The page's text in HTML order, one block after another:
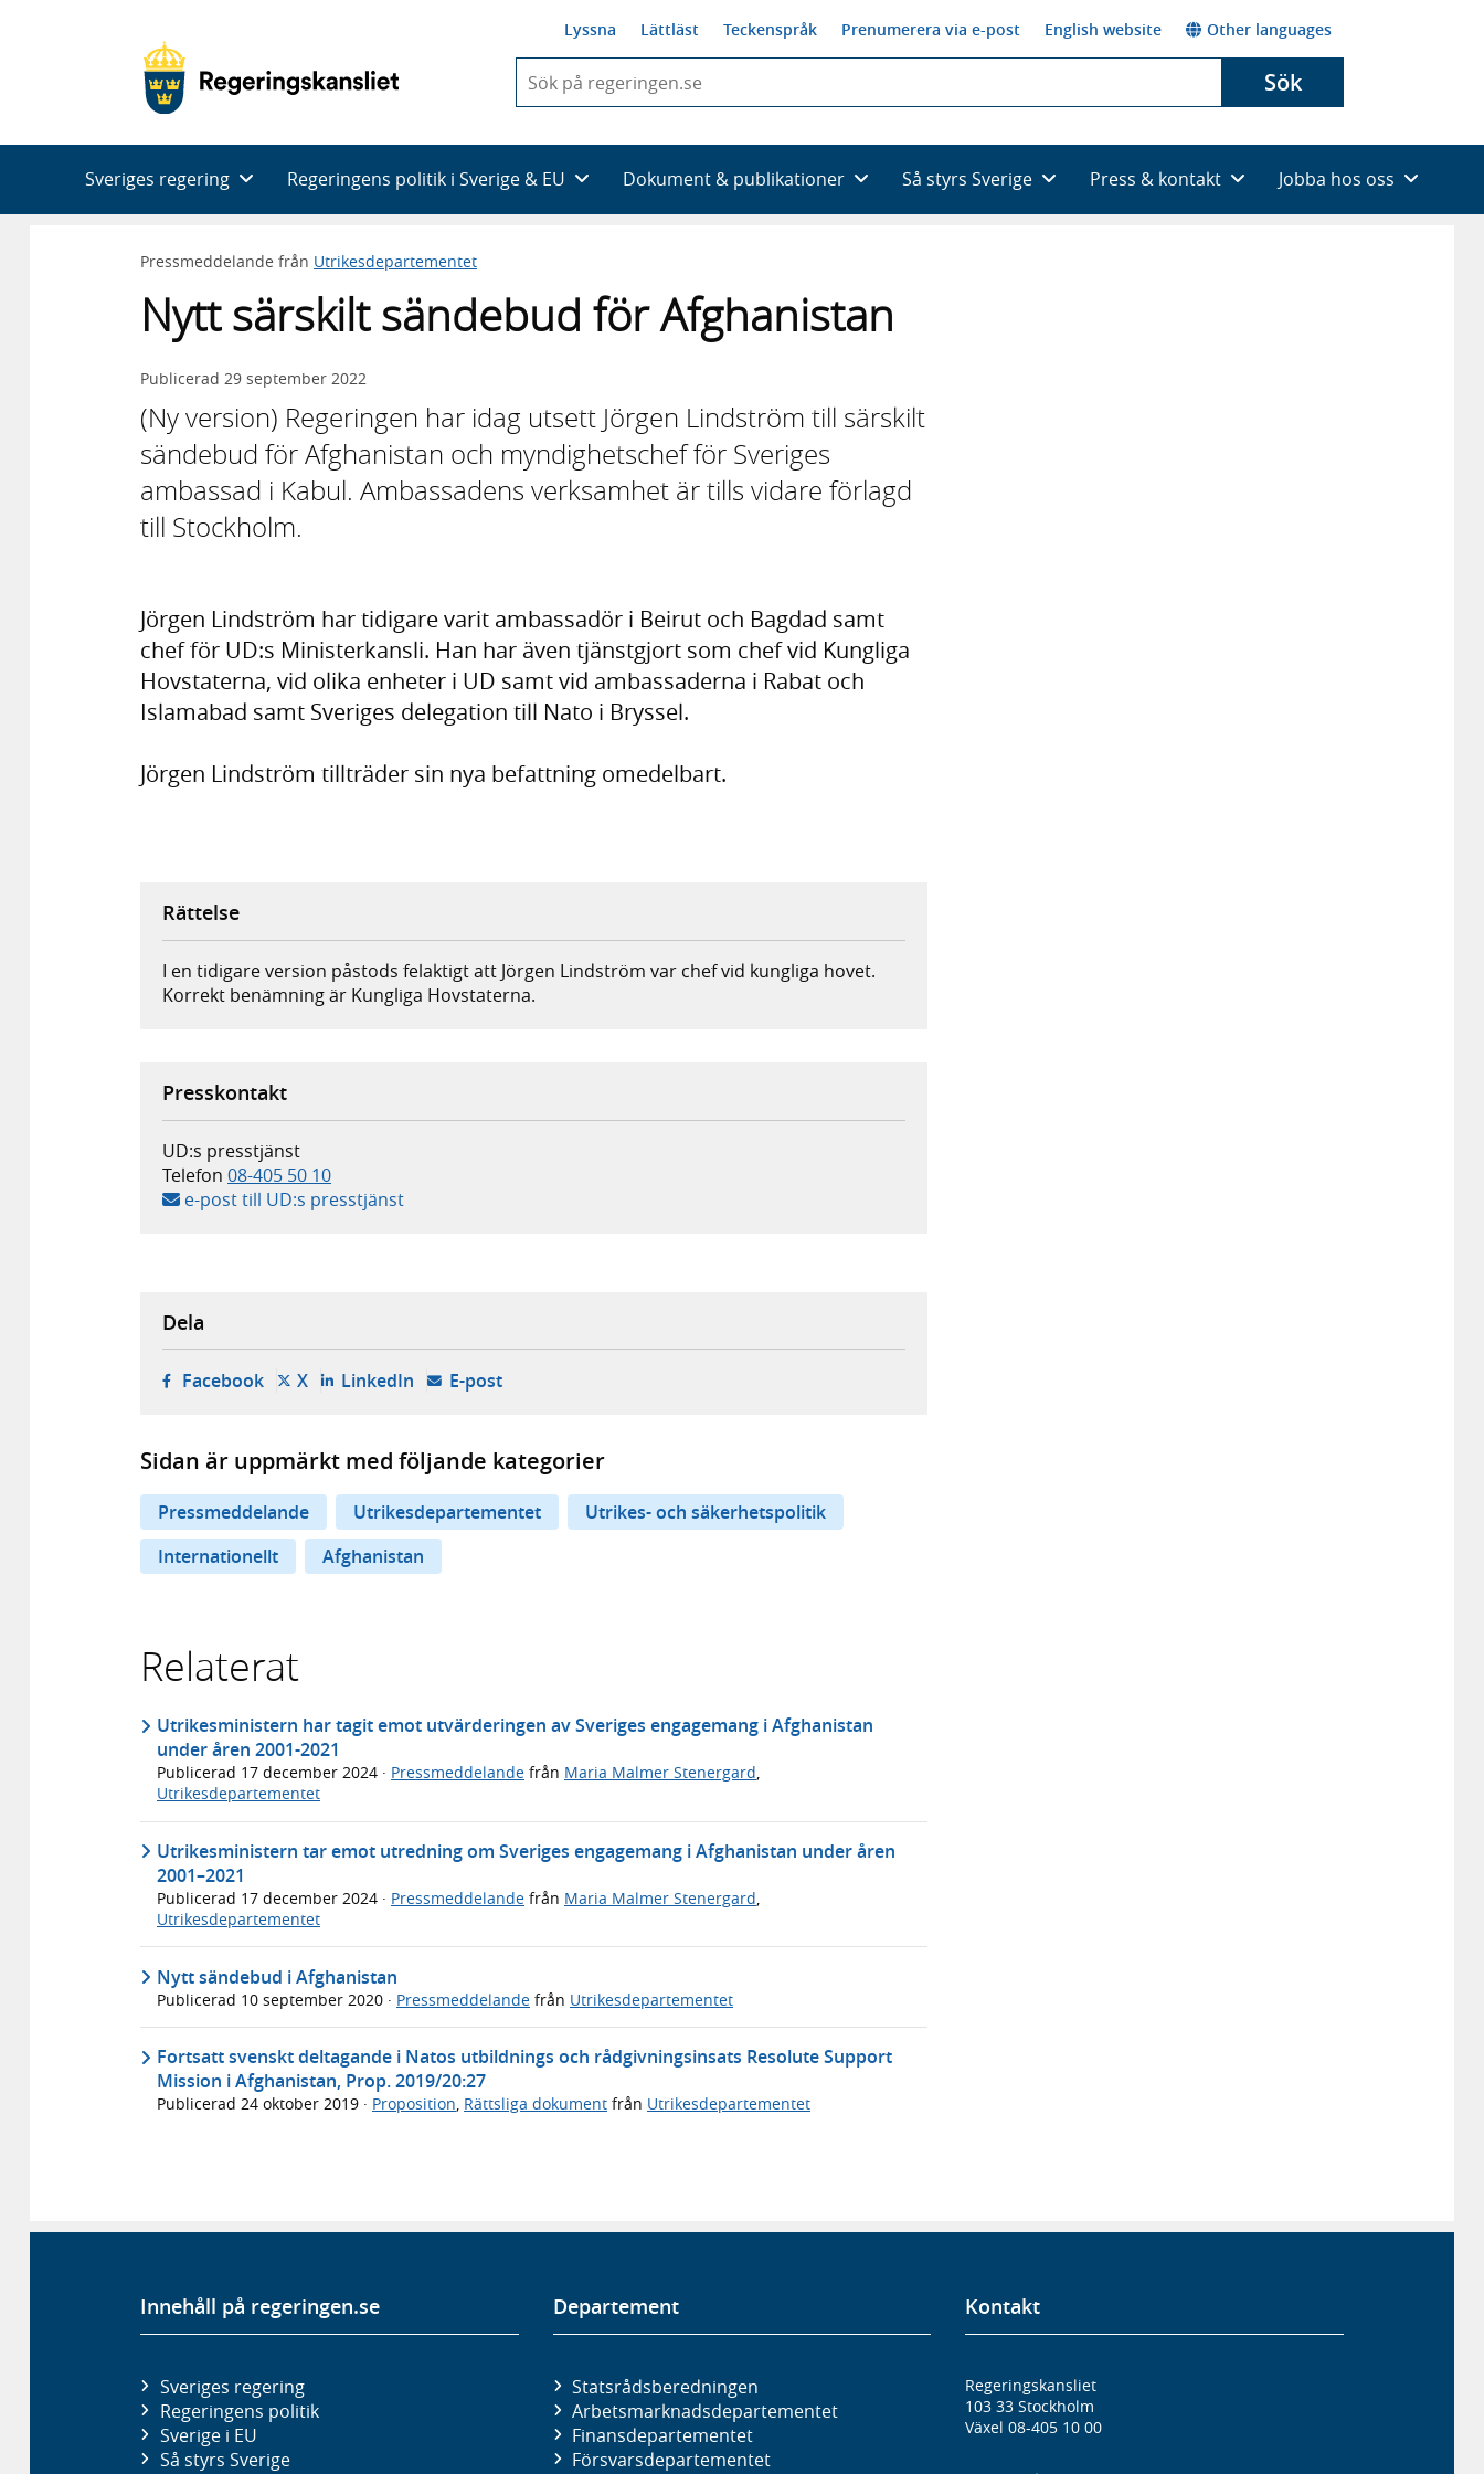
Lyssna Lättläst Teckenspråk Prenumerera via e-post English website Other languages
du
skriva
framträder
en
Sök
Sveriges regering Regeringens politik i Sverige & EU Dokument & publikationer Så styrs Sverige Press & kontakt Jobba hos oss
Pressmeddelande från Utrikesdepartementet
Nytt särskilt sändebud för Afghanistan
Publicerad 29 september 2022
(Ny version) Regeringen har idag utsett Jörgen Lindström till särskilt
sändebud för Afghanistan och myndighetschef för Sveriges
ambassad i Kabul. Ambassadens verksamhet är tills vidare förlagd
till Stockholm.
Jörgen Lindström har tidigare varit ambassadör i Beirut och Bagdad samt
chef för UD:s Ministerkansli. Han har även tjänstgjort som chef vid Kungliga
Hovstaterna, vid olika enheter i UD samt vid ambassaderna i Rabat och
Islamabad samt Sveriges delegation till Nato i Bryssel.
Jörgen Lindström tillträder sin nya befattning omedelbart.
Rättelse
I en tidigare version påstods felaktigt att Jörgen Lindström var chef vid kungliga hovet.
Korrekt benämning är Kungliga Hovstaterna.
Presskontakt
UD:s presstjänst
Telefon 08-405 50 10
e-post till UD:s presstjänst
Dela
Facebook- öppnas i ny flik, extern webbplats,
X- öppnas i ny flik, extern webbplats,
LinkedIn- öppnas i ny flik, extern webbplats,
E-post- öppnar din e-postklient,
Sidan är uppmärkt med följande kategorier
Pressmeddelande Utrikesdepartementet
Utrikes- och säkerhetspolitik
Internationellt
Afghanistan
Relaterat
Utrikesministern har tagit emot utvärderingen av Sveriges engagemang i Afghanistan
under åren 2001-2021
Publicerad 17 december 2024 · Pressmeddelande från Maria Malmer Stenergard,
Utrikesdepartementet
Utrikesministern tar emot utredning om Sveriges engagemang i Afghanistan under åren
2001–2021
Publicerad 17 december 2024 · Pressmeddelande från Maria Malmer Stenergard,
Utrikesdepartementet
Nytt sändebud i Afghanistan
Publicerad 10 september 2020 · Pressmeddelande från Utrikesdepartementet
Fortsatt svenskt deltagande i Natos utbildnings och rådgivningsinsats Resolute Support
Mission i Afghanistan, Prop. 2019/20:27
Publicerad 24 oktober 2019 · Proposition, Rättsliga dokument från Utrikesdepartementet
Innehåll på regeringen.se
Sveriges regering
Regeringens politik
Sverige i EU
Så styrs Sverige
Departement
Statsrådsberedningen
Arbetsmarknads­departementet
Finans­departementet
Försvars­departementet
Kontakt
Regeringskansliet
103 33 Stockholm
Växel 08-405 10 00